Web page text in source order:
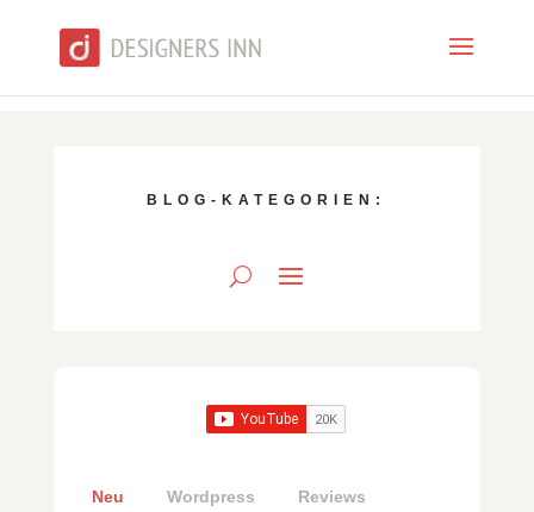
BLOG-KATEGORIEN:
Neu Wordpress Reviews